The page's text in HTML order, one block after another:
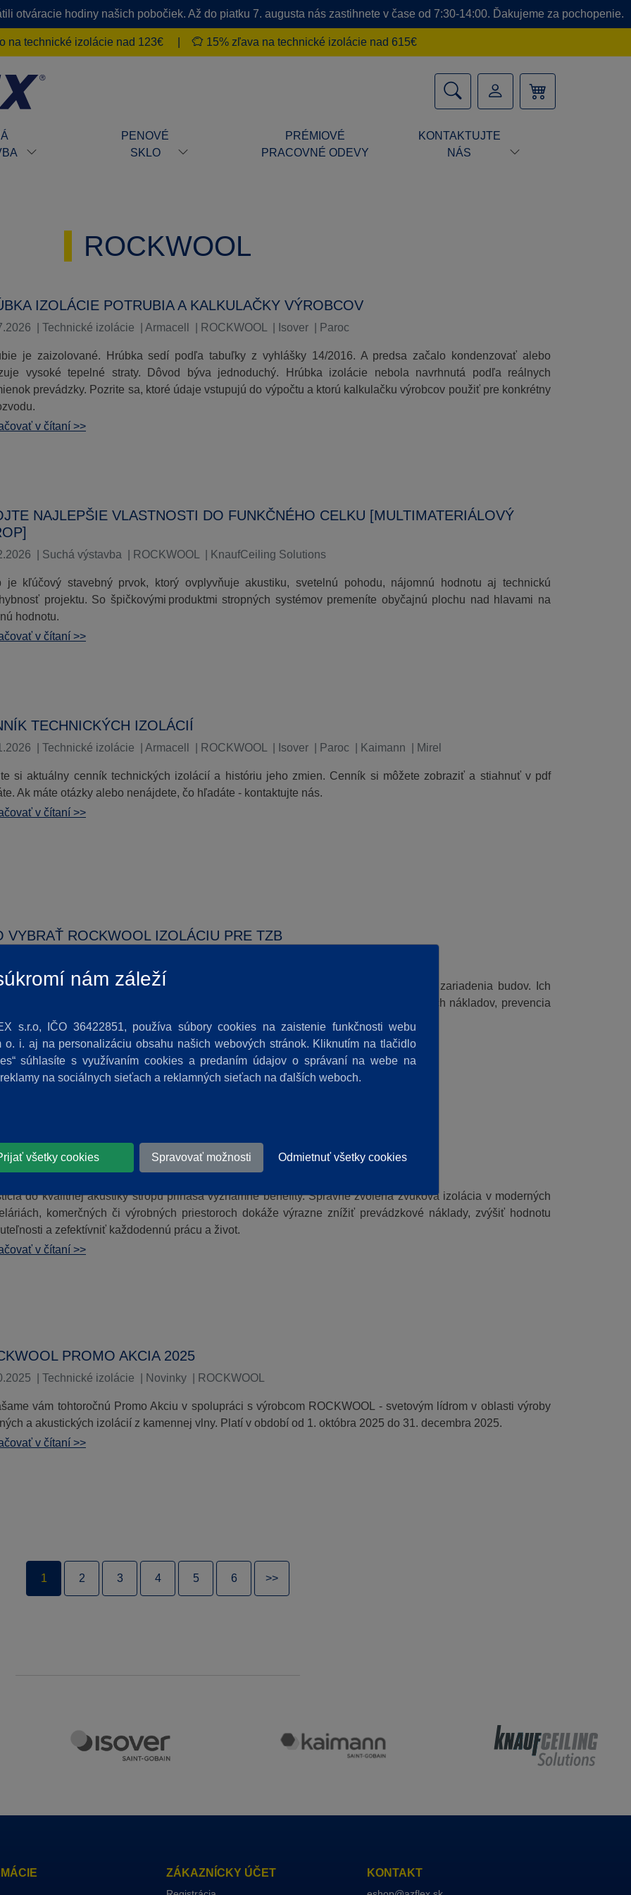
otváracie hodiny našich pobočiek. Až do piatku 7. augusta nás zastihnete v čase od 7:30-14:00. Ďakujeme za pochopenie.
na technické izolácie nad 123€ 15% zľava na technické izolácie nad 615€
PENOVÉ
SKLO
PRÉMIOVÉ
PRACOVNÉ ODEVY
KONTAKTUJTE
NÁS
ROCKWOOL
IZOLÁCIE POTRUBIA A KALKULAČKY VÝROBCOV
Technické izolácie Armacell ROCKWOOL Isover Paroc
je zaizolované. Hrúbka sedí podľa tabuľky z vyhlášky 14/2016. A predsa začalo kondenzovať alebo
vysoké tepelné straty. Dôvod býva jednoduchý. Hrúbka izolácie nebola navrhnutá podľa reálnych
prevádzky. Pozrite sa, ktoré údaje vstupujú do výpočtu a ktorú kalkulačku výrobcov použiť pre konkrétny
v čítaní >>
NAJLEPŠIE VLASTNOSTI DO FUNKČNÉHO CELKU [MULTIMATERIÁLOVÝ
Suchá výstavba ROCKWOOL KnaufCeiling Solutions
je kľúčový stavebný prvok, ktorý ovplyvňuje akustiku, svetelnú pohodu, nájomnú hodnotu aj technickú
projektu. So špičkovými produktmi stropných systémov premeníte obyčajnú plochu nad hlavami na
hodnotu.
v čítaní >>
TECHNICKÝCH IZOLÁCIÍ
Technické izolácie Armacell ROCKWOOL Isover Paroc Kaimann Mirel
si aktuálny cenník technických izolácií a históriu jeho zmien. Cenník si môžete zobraziť a stiahnuť v pdf
Ak máte otázky alebo nenájdete, čo hľadáte - kontaktujte nás.
v čítaní >>
VYBRAŤ ROCKWOOL IZOLÁCIU PRE TZB
izolácie z kamennej vlny patria medzi najspoľahlivejšie riešenia pre technické zariadenia budov. Ich
prínosom sú nižšie tepelné straty, menej porúch, dlhodobá úspora prevádzkových nákladov, prevencia
a lepšie akustické vlastnosti.
v čítaní >>
IZOLÁCIA STROPU VÁM ZNÍŽI PREVÁDZKOVÉ NÁKLADY
ROCKWOOL KnaufCeiling Solutions
do kvalitnej akustiky stropu prináša významné benefity. Správne zvolená zvuková izolácia v moderných
komerčných či výrobných priestoroch dokáže výrazne znížiť prevádzkové náklady, zvýšiť hodnotu
a zefektívniť každodennú prácu a život.
v čítaní >>
PROMO AKCIA 2025
Technické izolácie Novinky ROCKWOOL
vám tohtoročnú Promo Akciu v spolupráci s výrobcom ROCKWOOL - svetovým lídrom v oblasti výroby
a akustických izolácií z kamennej vlny. Platí v období od 1. októbra 2025 do 31. decembra 2025.
v čítaní >>
1 2 3 4 5 6 >>
ZÁKAZNÍCKY ÚČET KONTAKT
nám záleží
s.r.o, IČO 36422851, používa súbory cookies na zaistenie funkčnosti webu
o. i. aj na personalizáciu obsahu našich webových stránok. Kliknutím na tlačidlo
súhlasíte s využívaním cookies a predaním údajov o správaní na webe na
na sociálnych sieťach a reklamných sieťach na ďalších weboch.
všetky cookies Spravovať možnosti Odmietnuť všetky cookies